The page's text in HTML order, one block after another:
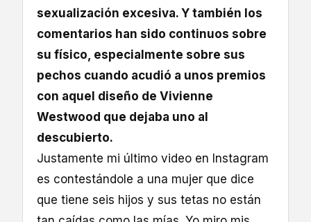
sexualización excesiva. Y también los
comentarios han sido continuos sobre
su físico, especialmente sobre sus
pechos cuando acudió a unos premios
con aquel diseño de Vivienne
Westwood que dejaba uno al
descubierto.
Justamente mi último video en Instagram
es contestándole a una mujer que dice
que tiene seis hijos y sus tetas no están